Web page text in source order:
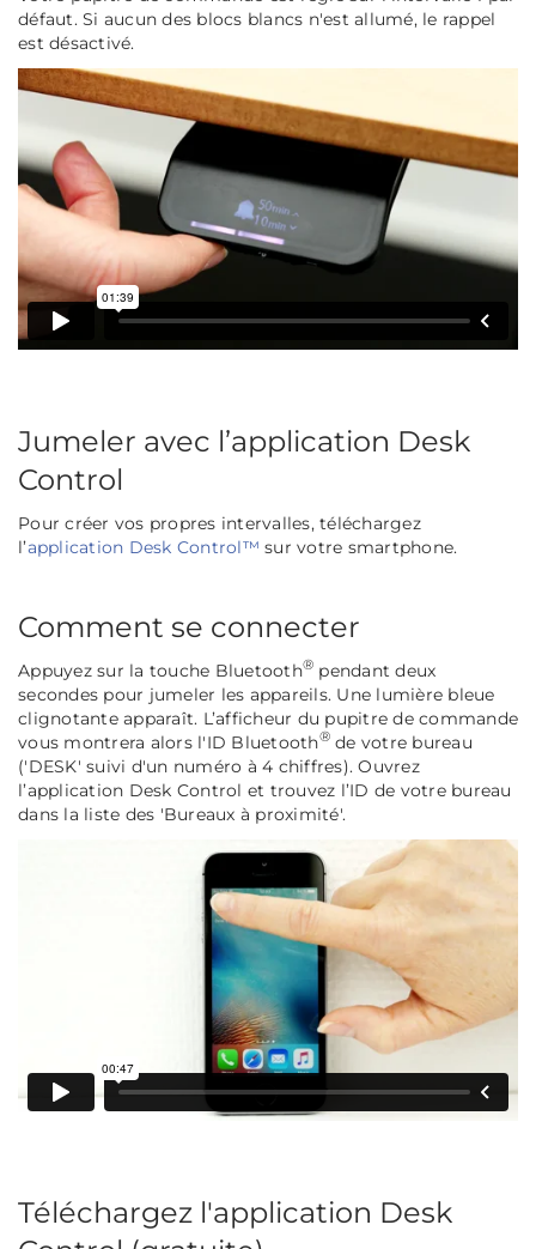
défaut. Si aucun des blocs blancs n'est allumé, le rappel
est désactivé.
Jumeler avec l’application Desk
Control
Pour créer vos propres intervalles, téléchargez
l’application Desk Control™ sur votre smartphone.
Comment se connecter
Appuyez sur la touche Bluetooth® pendant deux
secondes pour jumeler les appareils. Une lumière bleue
clignotante apparaît. L’afficheur du pupitre de commande
vous montrera alors l'ID Bluetooth®de votre bureau
('DESK' suivi d'un numéro à 4 chiffres). Ouvrez
l’application Desk Control et trouvez l’ID de votre bureau
dans la liste des 'Bureaux à proximité'.
Téléchargez l'application Desk